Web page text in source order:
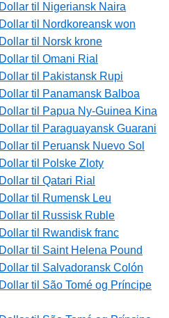
til Nigeriansk Naira
til Nordkoreansk won
til Norsk krone
til Omani Rial
til Pakistansk Rupi
til Panamansk Balboa
til Papua Ny-Guinea Kina
til Paraguayansk Guarani
til Peruansk Nuevo Sol
til Polske Zloty
til Qatari Rial
til Rumensk Leu
til Russisk Ruble
til Rwandisk franc
til Saint Helena Pound
til Salvadoransk Colón
til São Tomé og Príncipe